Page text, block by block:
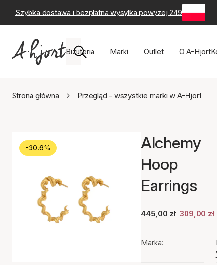
Szybka dostawa i bezpłatna wysyłka powyżej 249 zł -
Biżuteria Marki Outlet O A-Hjort
Strona główna Przegląd - wszystkie marki w A-Hjort
-30.6%
Alchemy
Hoop
Earrings
445,00 zł 309,00 zł
Marka: